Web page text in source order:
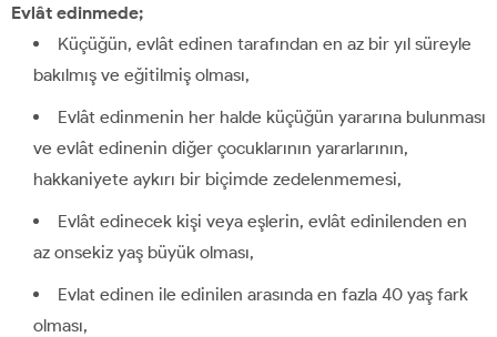
Evlât edinmede;
Küçüğün, evlât edinen tarafından en az bir yıl süreyle
bakılmış ve eğitilmiş olması,
Evlât edinmenin her halde küçüğün yararına bulunması
ve evlât edinenin diğer çocuklarının yararlarının,
hakkaniyete aykırı bir biçimde zedelenmemesi,
Evlât edinecek kişi veya eşlerin, evlât edinilenden en
az onsekiz yaş büyük olması,
Evlat edinen ile edinilen arasında en fazla 40 yaş fark
olması,